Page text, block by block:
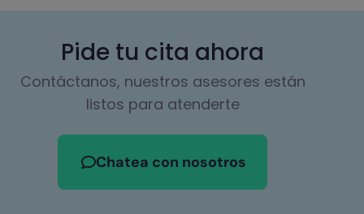
Pide tu cita ahora
Contáctanos, nuestros asesores están
listos para atenderte
Chatea con nosotros